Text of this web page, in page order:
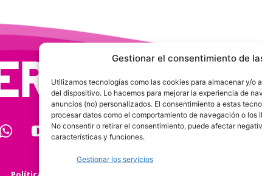
Gestionar el consentimiento de
Utilizamos tecnologías como las cookies para almacenar y/o
del dispositivo. Lo hacemos para mejorar la experiencia de
anuncios (no) personalizados. El consentimiento a estas
procesar datos como el comportamiento de navegación o los
No consentir o retirar el consentimiento, puede afectar
características y funciones.
Gestionar los servicios